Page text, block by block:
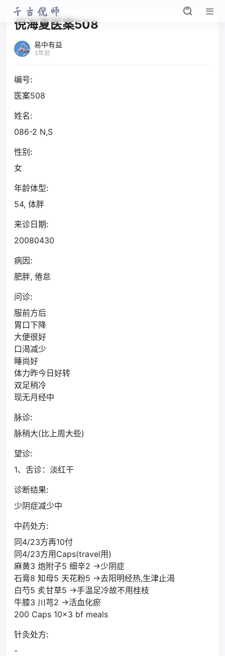
倪海夏医案508
易中有益
3年前
编号:
医案508
姓名:
086-2 N,S
性别:
女
年龄体型:
54, 体胖
来诊日期:
20080430
病因:
肥胖, 倦怠
问诊:
服前方后
胃口下降
大便很好
口渴减少
睡尚好
体力昨今日好转
双足稍冷
现无月经中
脉诊:
脉稍大(比上周大些)
望诊:
1、舌诊：淡红干
诊断结果:
少阴症减少中
中药处方:
同4/23方再10付
同4/23方用Caps(travel用)
麻黄3 炮附子5 细辛2 ->少阴症
石膏8 知母5 天花粉5 ->去阳明经热,生津止渴
白芍5 炙甘草5 ->手温足冷故不用桂枝
牛膝3 川芎2 ->活血化瘀
200 Caps 10x3 bf meals
针灸处方:
-